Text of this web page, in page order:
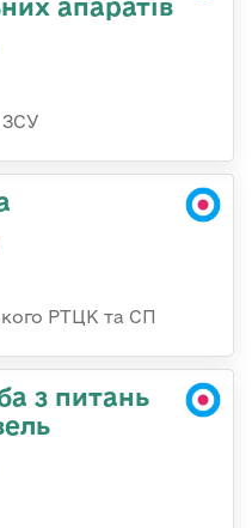
апаратів
ЗСУ
РТЦК та СП
з питань